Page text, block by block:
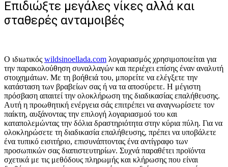
Επιδιώξτε μεγάλες νίκες αλλά και
σταθερές ανταμοιβές
Ο ιδιωτικός wildsinoellada.com λογαριασμός χρησιμοποιείται για
την παρακολούθηση συναλλαγών και περιέχει επίσης έναν αναλυτή
στοιχημάτων. Με τη βοήθειά του, μπορείτε να ελέγξετε την
κατάσταση των βραβείων σας ή να τα αποσύρετε. Η μέγιστη
πρόσβαση απαιτεί την ολοκλήρωση της διαδικασίας επαλήθευσης.
Αυτή η προωθητική ενέργεια σάς επιτρέπει να αναγνωρίσετε τον
παίκτη, αυξάνοντας την επιλογή λογαριασμού του και
καταπολεμώντας την δόλια δραστηριότητα στην κύρια πύλη. Για να
ολοκληρώσετε τη διαδικασία επαλήθευσης, πρέπει να υποβάλετε
ένα τυπικό εισιτήριο, επισυνάπτοντας ένα αντίγραφο των
προσωπικών σας διαπιστευτηρίων. Συχνά παραθέτει προϊόντα
σχετικά με τις μεθόδους πληρωμής και κλήρωσης που είναι